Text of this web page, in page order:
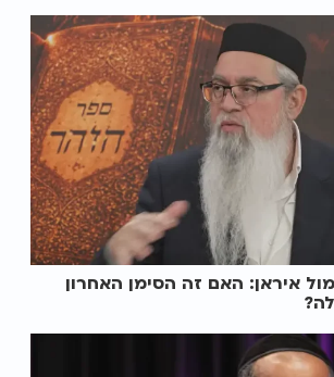
איראן: האם זה הסימן האחרון